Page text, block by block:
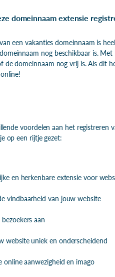
domeinnaam extensie
een vakanties domeinnaam is
nog beschikbaar is.
de domeinnaam nog vrij is. Als dit
voordelen aan het registreren
op een rijtje gezet:
en herkenbare extensie voor
vindbaarheid van jouw website
aan
website uniek en onderscheidend
online aanwezigheid en imago